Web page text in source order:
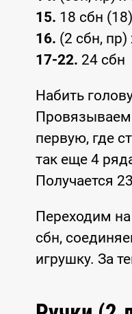
15. 18 сбн (18)
16. (2 сбн, пр)
17-22. 24 сбн
Набить
Провязываем
первую, где
так еще 4
Получается
Переходим
сбн,
игрушку. За